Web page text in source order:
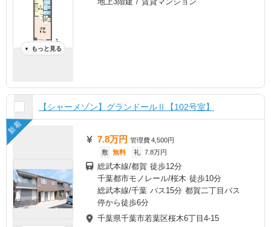
▼ もっと見る
【シャーメゾン】グランドールⅡ【102号室】
新着
7.8万円 管理費4,500円
敷 無料 礼 7.8万円
総武本線/都賀 徒歩12分
千葉都市モノレール/桜木 徒歩10分
総武本線/千葉 バス15分 都賀二丁目バス
停から徒歩6分
千葉県千葉市若葉区桜木6丁目4-15